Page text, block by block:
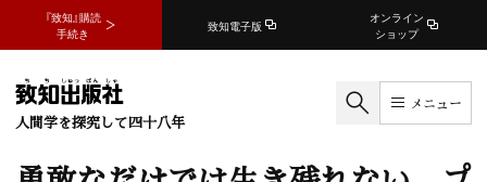
『致知』購読
手続き
致知電子版
オンライン
ショップ
人間学を探究して四十八年
メニュー